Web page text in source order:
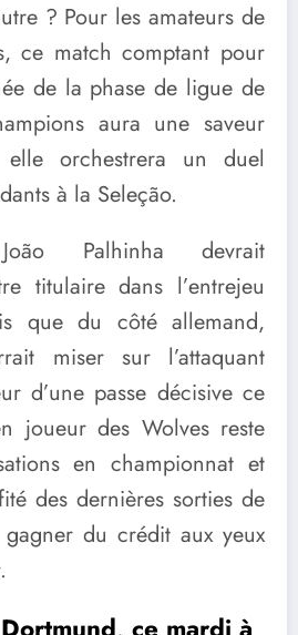
? Pour les amateurs de
ce match comptant pour
de la phase de ligue de
aura une saveur
orchestrera un duel
à la Seleção.
Palhinha devrait
titulaire dans l’entrejeu
que du côté allemand,
miser sur l’attaquant
d’une passe décisive ce
joueur des Wolves reste
en championnat et
des dernières sorties de
du crédit aux yeux
ce mardi à